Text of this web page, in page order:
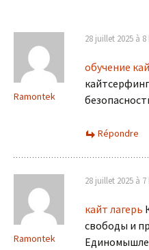
Ramontek
28 juillet 2025 à
обучение
Répondre
Ramontek
28 juillet 2025 à
кайт лагерь
свободы и